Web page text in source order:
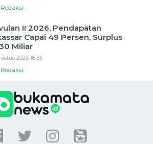
Redaksi
II 2026, Pendapatan
Capai 49 Persen, Surplus
Miliar
2026 18:35
Redaksi